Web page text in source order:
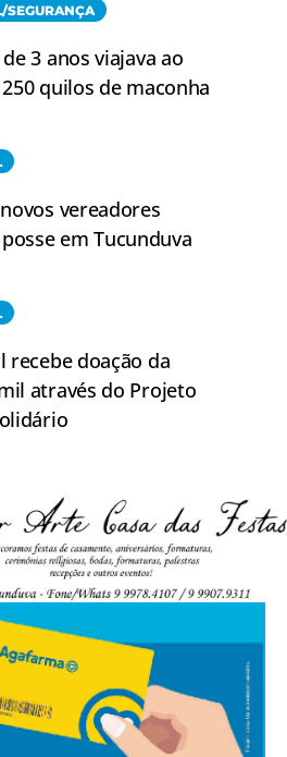
SEGURANÇA
3 anos viajava ao
quilos de maconha
vereadores
em Tucunduva
recebe doação da
através do Projeto